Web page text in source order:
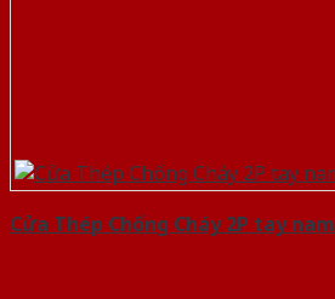
Cửa Thép Chống Cháy 2P tay